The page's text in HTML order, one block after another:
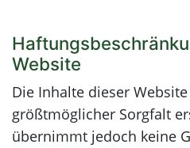
Website
Die Inhalte dieser
größtmöglicher Sorgfalt
übernimmt jedoch keine